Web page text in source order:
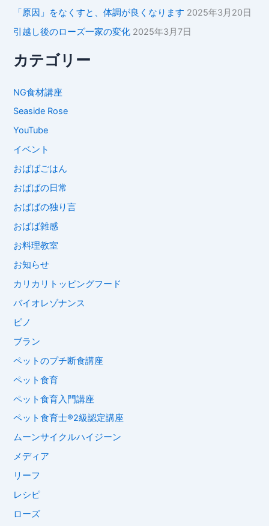
「原因」をなくすと、体調が良くなります 2025年3月20日
引越し後のローズ一家の変化 2025年3月7日
カテゴリー
NG食材講座
Seaside Rose
YouTube
イベント
おばばごはん
おばばの日常
おばばの独り言
おばば雑感
お料理教室
お知らせ
カリカリトッピングフード
バイオレゾナンス
ピノ
ブラン
ペットのプチ断食講座
ペット食育
ペット食育入門講座
ペット食育士®︎2級認定講座
ムーンサイクルハイジーン
メディア
リーフ
レシピ
ローズ